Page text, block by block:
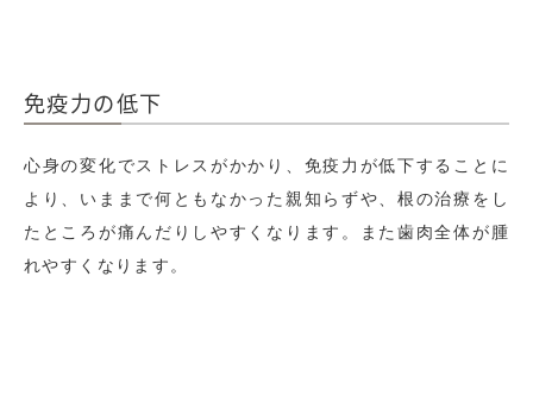
免疫力の低下
心身の変化でストレスがかかり、免疫力が低下することに
より、いままで何ともなかった親知らずや、根の治療をし
たところが痛んだりしやすくなります。また歯肉全体が腫
れやすくなります。